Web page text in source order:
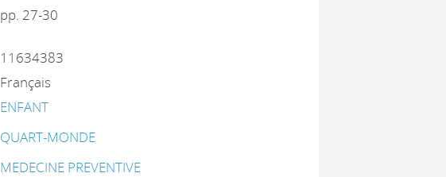
pp. 27-30
11634383
Français
ENFANT
QUART-MONDE
MEDECINE PREVENTIVE